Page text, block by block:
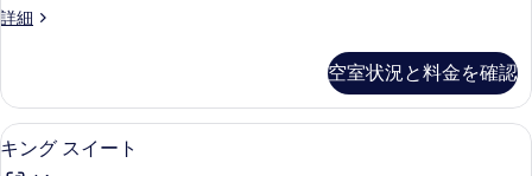
す
ッ
付
き)
の
詳細
キ
フ
ァ
ベ
空室状況と料金を確認
キ
ン
セーフティボックス (室内)、デスク
14
キング スイート